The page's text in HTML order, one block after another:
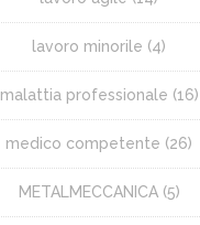
lavoro minorile (4)
malattia professionale (16)
medico competente (26)
METALMECCANICA(5)